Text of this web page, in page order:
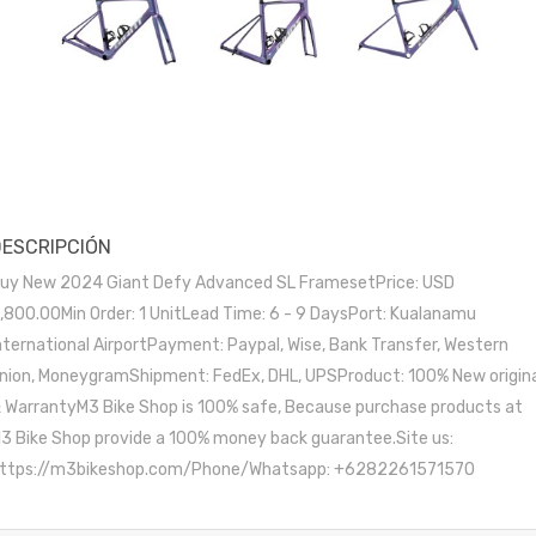
New 2024 Giant Defy Advanced SL FramesetPrice: USD
Order: 1 UnitLead Time: 6 - 9 DaysPort: Kualanamu
AirportPayment: Paypal, Wise, Bank Transfer, Western
MoneygramShipment: FedEx, DHL, UPSProduct: 100% New
WarrantyM3 Bike Shop is 100% safe, Because purchase products at
Bike Shop provide a 100% money back guarantee.Site us:
m3bikeshop.com/Phone/Whatsapp: +6282261571570